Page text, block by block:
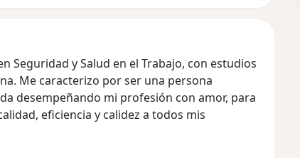
Seguridad y Salud en el Trabajo, con estudios
Me caracterizo por ser una persona
desempeñando mi profesión con amor, para
eficiencia y calidez a todos mis